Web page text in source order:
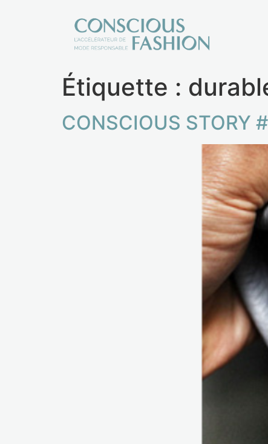
Étiquette :
CONSCIOUS STORY